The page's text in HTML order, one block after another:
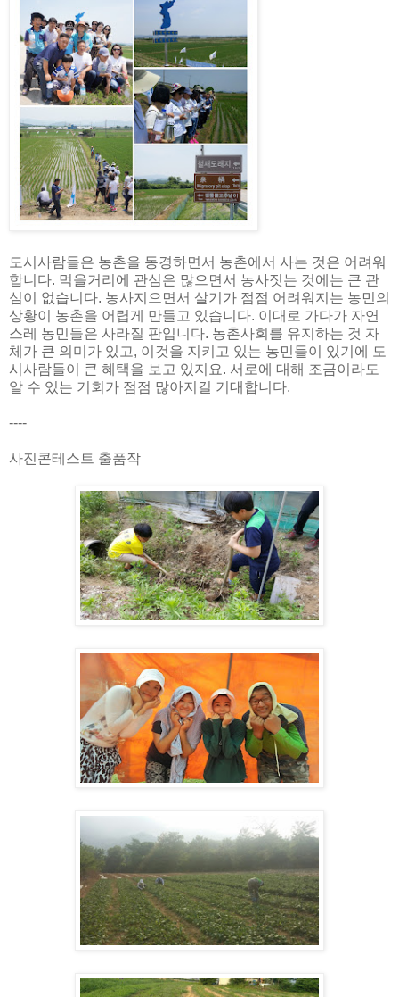
도시사람들은 농촌을 동경하면서 농촌에서 사는 것은 어려워
합니다. 먹을거리에 관심은 많으면서 농사짓는 것에는 큰 관
심이 없습니다. 농사지으면서 살기가 점점 어려워지는 농민의
상황이 농촌을 어렵게 만들고 있습니다. 이대로 가다가 자연
스레 농민들은 사라질 판입니다. 농촌사회를 유지하는 것 자
체가 큰 의미가 있고, 이것을 지키고 있는 농민들이 있기에 도
시사람들이 큰 혜택을 보고 있지요. 서로에 대해 조금이라도
알 수 있는 기회가 점점 많아지길 기대합니다.
----
사진콘테스트 출품작